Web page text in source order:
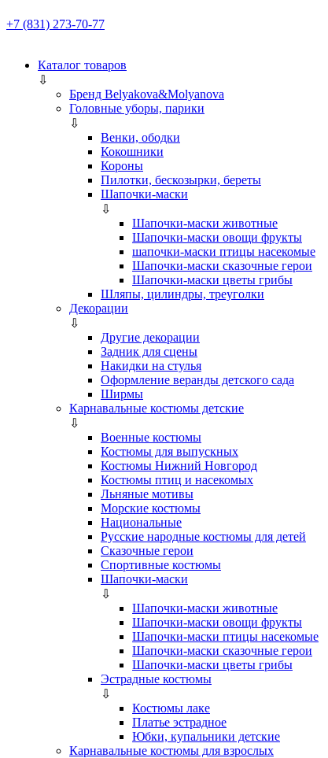
+7 (831) 273-70-77
Каталог товаров
⇩
Бренд Belyakova&Molyanova
Головные уборы, парики
⇩
Венки, ободки
Кокошники
Короны
Пилотки, бескозырки, береты
Шапочки-маски
⇩
Шапочки-маски животные
Шапочки-маски овощи фрукты
шапочки-маски птицы насекомые
Шапочки-маски сказочные герои
Шапочки-маски цветы грибы
Шляпы, цилиндры, треуголки
Декорации
⇩
Другие декорации
Задник для сцены
Накидки на стулья
Оформление веранды детского сада
Ширмы
Карнавальные костюмы детские
⇩
Военные костюмы
Костюмы для выпускных
Костюмы Нижний Новгород
Костюмы птиц и насекомых
Льняные мотивы
Морские костюмы
Национальные
Русские народные костюмы для детей
Сказочные герои
Спортивные костюмы
Шапочки-маски
⇩
Шапочки-маски животные
Шапочки-маски овощи фрукты
Шапочки-маски птицы насекомые
Шапочки-маски сказочные герои
Шапочки-маски цветы грибы
Эстрадные костюмы
⇩
Костюмы лаке
Платье эстрадное
Юбки, купальники детские
Карнавальные костюмы для взрослых